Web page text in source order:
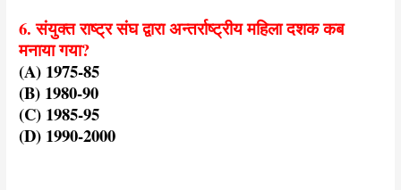
6. संयुक्त राष्ट्र संघ द्वारा अन्तर्राष्ट्रीय महिला दशक कब
मनाया गया?
(A) 1975-85
(B) 1980-90
(C) 1985-95
(D) 1990-2000